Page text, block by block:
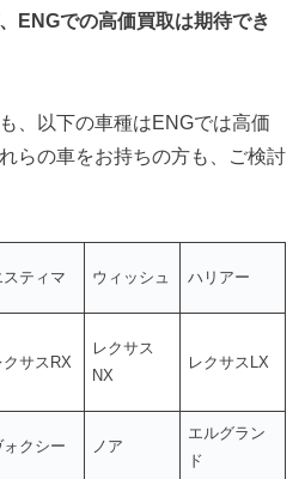
ENGでの高価買取は期待でき
、以下の車種はENGでは高価
らの車をお持ちの方も、ご検討
スティマ ウィッシュ ハリアー
クサスRX
レクサス
NX
レクサスLX
ォクシー ノア
エルグラン
ド